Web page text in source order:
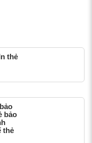
thẻ
bảo
thẻ